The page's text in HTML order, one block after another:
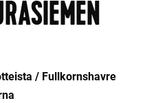
/ Fullkornshavre